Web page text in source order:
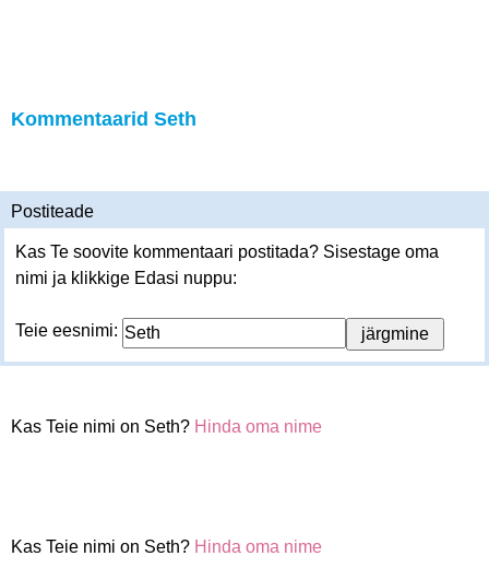
Kommentaarid Seth
Postiteade
Kas Te soovite kommentaari postitada? Sisestage oma
nimi ja klikkige Edasi nuppu:
Teie eesnimi:
Kas Teie nimi on Seth? Hinda oma nime
Kas Teie nimi on Seth? Hinda oma nime